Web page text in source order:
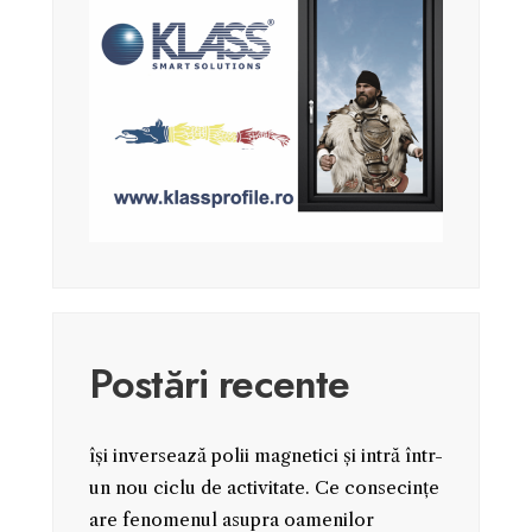
Postări recente
își inversează polii magnetici și intră într-
un nou ciclu de activitate. Ce consecințe
are fenomenul asupra oamenilor